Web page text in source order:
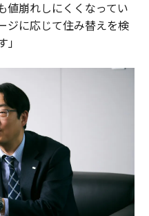
値崩れしにくくなってい
ジに応じて住み替えを検